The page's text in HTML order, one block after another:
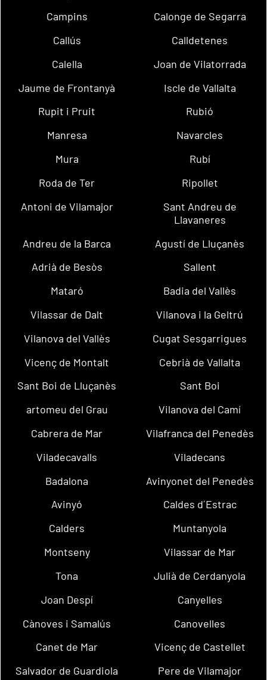
Campins
Calonge de Segarra
Callús
Calldetenes
Calella
Joan de Vilatorrada
Jaume de Frontanyà
Iscle de Vallalta
Rupit i Pruit
Rubió
Manresa
Navarcles
Mura
Rubí
Roda de Ter
Ripollet
Antoni de Vilamajor
Sant Andreu de
Llavaneres
Andreu de la Barca
Agustí de Lluçanès
Adrià de Besòs
Sallent
Mataró
Badia del Vallès
Vilassar de Dalt
Vilanova i la Geltrú
Vilanova del Vallès
Cugat Sesgarrigues
Vicenç de Montalt
Cebrià de Vallalta
Sant Boi de Lluçanès
Sant Boi
artomeu del Grau
Vilanova del Camí
Cabrera de Mar
Vilafranca del Penedès
Viladecavalls
Viladecans
Badalona
Avinyonet del Penedès
Avinyó
Caldes d´Estrac
Calders
Muntanyola
Montseny
Vilassar de Mar
Tona
Julià de Cerdanyola
Joan Despí
Canyelles
Cànoves i Samalús
Canovelles
Canet de Mar
Vicenç de Castellet
Salvador de Guardiola
Pere de Vilamajor